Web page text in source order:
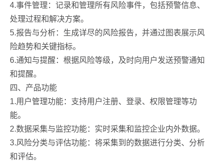
4.事件管理：记录和管理所有风险事件，包括预警信息、
处理过程和解决方案。
5.报告与分析：生成详尽的风险报告，并通过图表展示风
险趋势和关键指标。
6.通知与提醒：根据风险等级，及时向用户发送预警通知
和提醒。
四、产品功能
1.用户管理功能：支持用户注册、登录、权限管理等功
能。
2.数据采集与监控功能：实时采集和监控企业内外数据。
3.风险分类与评估功能：将采集到的数据进行分类、分析
和评估。